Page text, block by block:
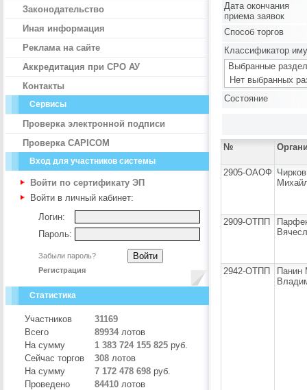
Законодательство
Иная информация
Реклама на сайте
Аккредитация при СРО АУ
Контакты
Сервисы
Проверка электронной подписи
Проверка CAPICOM
Вход для участников системы
Войти по сертификату ЭП
Войти в личный кабинет:
Логин:
Пароль:
Забыли пароль?
Регистрация
Статистика
Участников
31169
Всего
89934 лотов
На сумму
1 383 724 155 825 руб.
Сейчас торгов
308 лотов
На сумму
7 172 478 698 руб.
Проведено
84410 лотов
Дата окончания
приема заявок
Способ торгов
Классификатор
Выбранные
Нет выбранных
Состояние
№
2905-ОАОФ
2909-ОТПП
2942-ОТПП
Панин